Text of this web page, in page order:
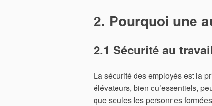
2. Pourquoi une
2.1 Sécurité au travail
La sécurité des employés est la
élévateurs, bien qu’essentiels,
que seules les personnes